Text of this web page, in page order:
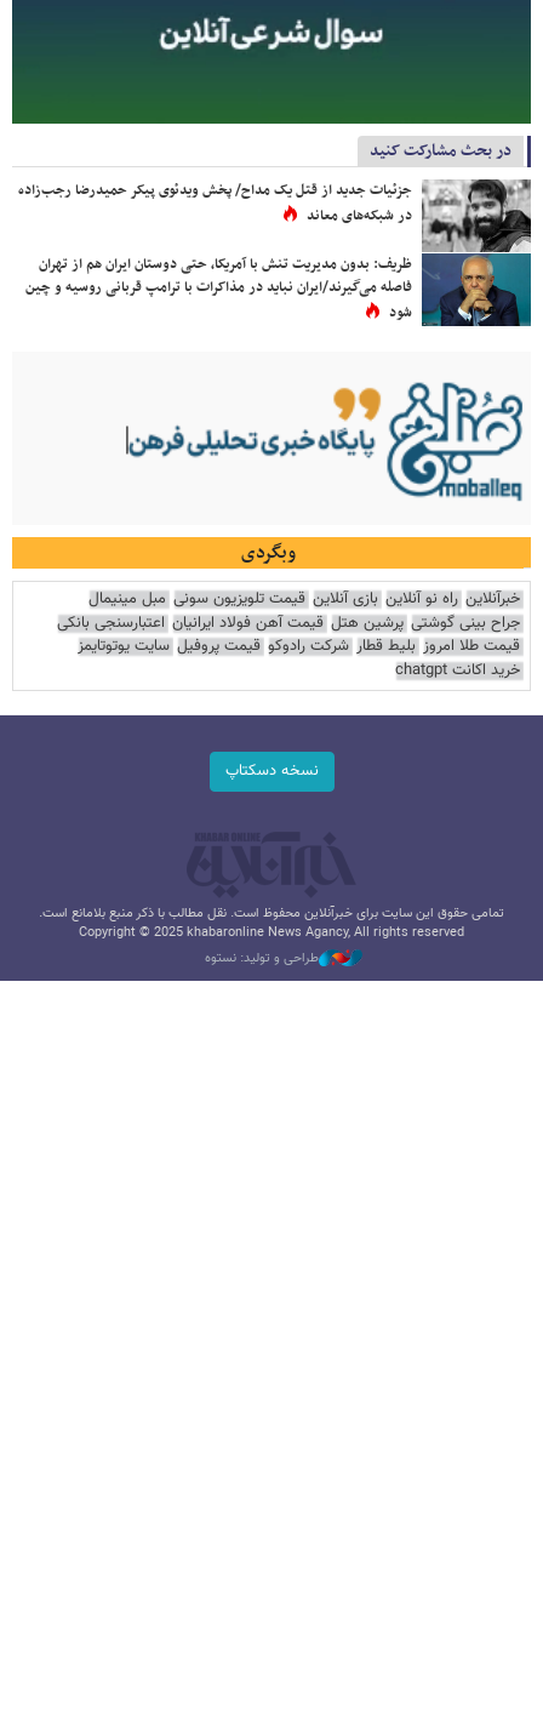
در بحث مشارکت کنید
جزئیات جدید از قتل یک مداح/ پخش ویدئوی پیکر حمیدرضا رجب‌زاده
در شبکه‌های معاند
ظریف: بدون مدیریت تنش با آمریکا، حتی دوستان ایران هم از تهران
فاصله می‌گیرند/ایران نباید در مذاکرات با ترامپ قربانی روسیه و چین
شود
وبگردی
خبرآنلاین راه نو آنلاین بازی آنلاین قیمت تلویزیون سونی مبل مینیمال
جراح بینی گوشتی پرشین هتل قیمت آهن فولاد ایرانیان اعتبارسنجی بانکی
قیمت طلا امروز بلیط قطار شرکت رادوکو قیمت پروفیل سایت یوتوتایمز
خرید اکانت chatgpt
نسخه دسکتاپ
تمامی حقوق این سایت برای خبرآنلاین محفوظ است. نقل مطالب با ذکر منبع بلامانع است.
Copyright © 2025 khabaronline News Agancy, All rights reserved
طراحی و تولید: نستوه